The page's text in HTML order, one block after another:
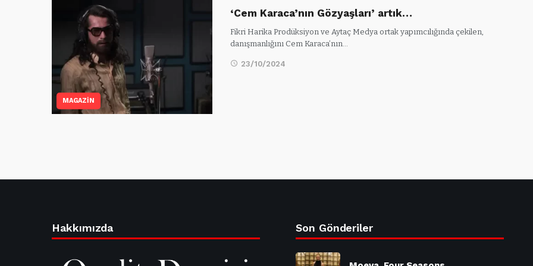
MAGAZİN
‘Cem Karaca’nın Gözyaşları’ artık…
Fikri Harika Prodüksiyon ve Aytaç Medya ortak yapımcılığında çekilen,
danışmanlığını Cem Karaca’nın…
23/10/2024
Hakkımızda Son Gönderiler